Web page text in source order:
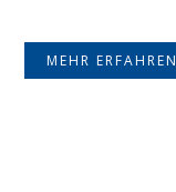
MEHR ERFAHREN